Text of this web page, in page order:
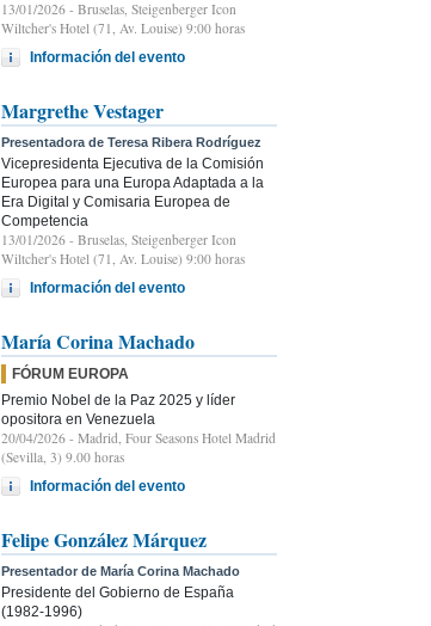
13/01/2026 - Bruselas, Steigenberger Icon
Wiltcher's Hotel (71, Av. Louise) 9:00 horas
Información del evento
Margrethe Vestager
Presentadora de Teresa Ribera Rodríguez
Vicepresidenta Ejecutiva de la Comisión
Europea para una Europa Adaptada a la
Era Digital y Comisaria Europea de
Competencia
13/01/2026 - Bruselas, Steigenberger Icon
Wiltcher's Hotel (71, Av. Louise) 9:00 horas
Información del evento
María Corina Machado
FÓRUM EUROPA
Premio Nobel de la Paz 2025 y líder
opositora en Venezuela
20/04/2026 - Madrid, Four Seasons Hotel Madrid
(Sevilla, 3) 9.00 horas
Información del evento
Felipe González Márquez
Presentador de María Corina Machado
Presidente del Gobierno de España
(1982-1996)